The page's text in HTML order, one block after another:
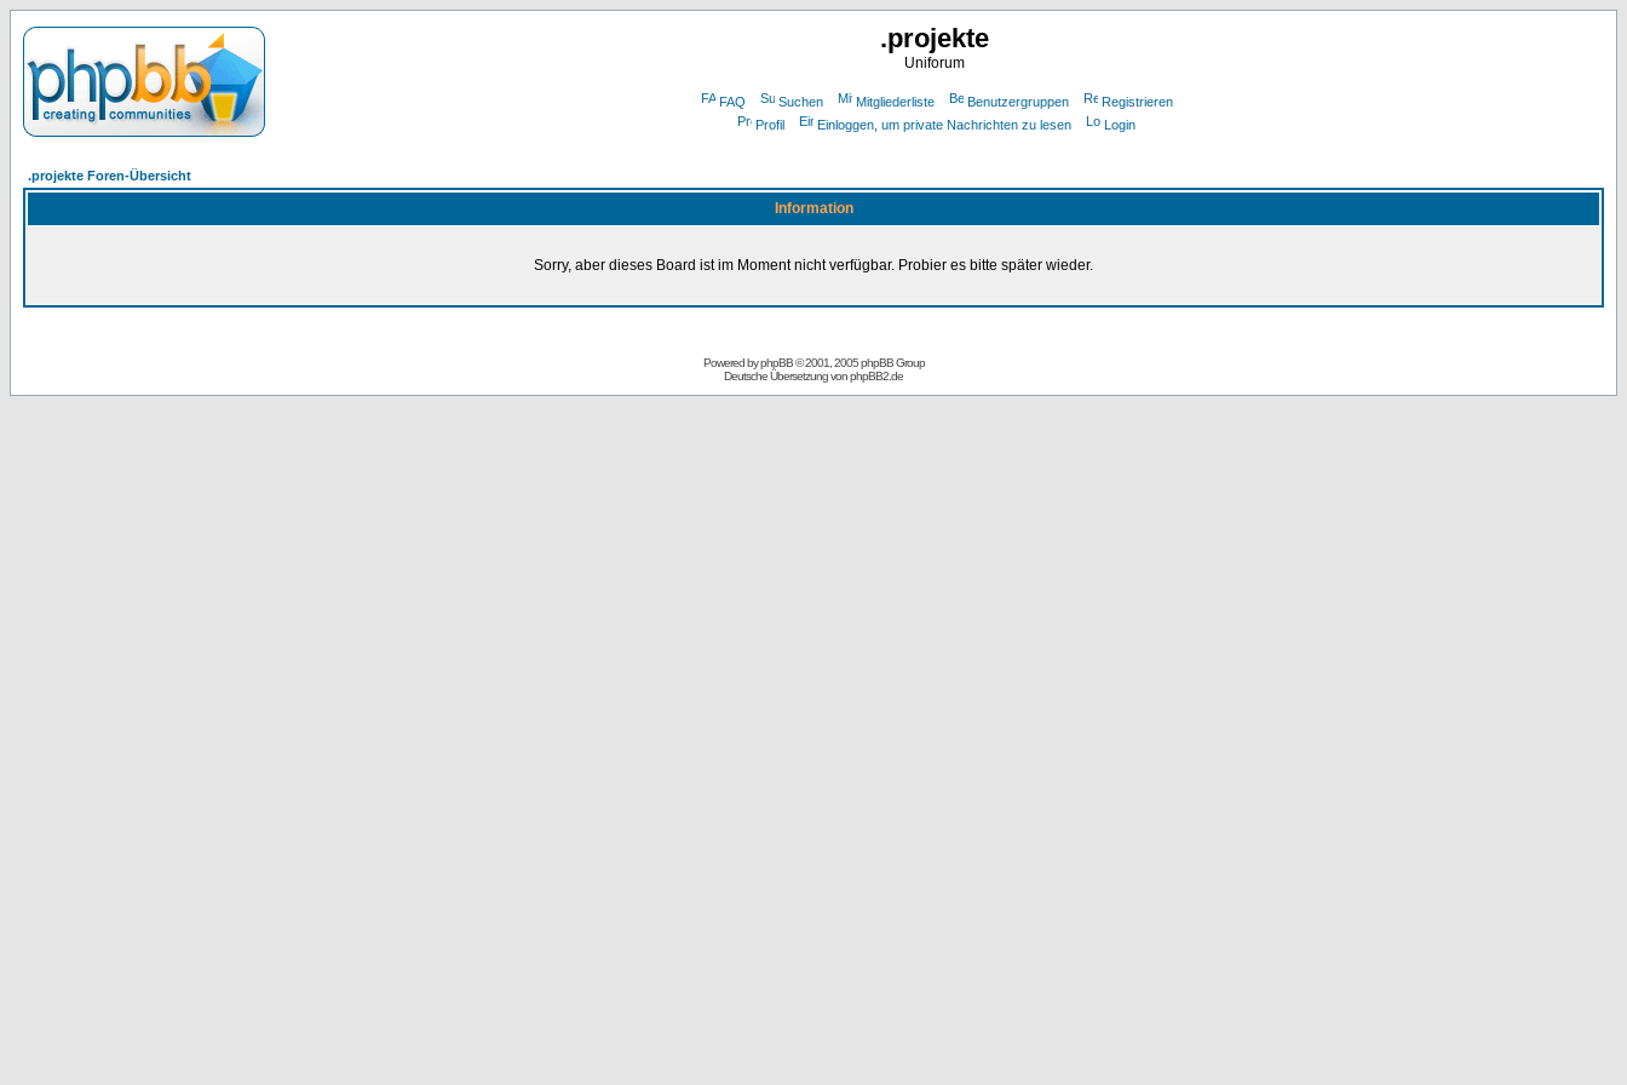
.projekte
Uniforum
FAQ Suchen Mitgliederliste Benutzergruppen
Registrieren
Profil
Einloggen, um private Nachrichten zu lesen Login
.projekte Foren-Übersicht
Information
Sorry, aber dieses Board ist im Moment nicht verfügbar. Probier es bitte später wieder.
Powered byphpBB© 2001, 2005 phpBB Group
Deutsche Übersetzung vonphpBB2.de